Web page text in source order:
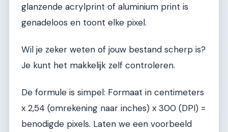
glanzende acrylprint of aluminium print is
genadeloos en toont elke pixel.
Wil je zeker weten of jouw bestand scherp is?
Je kunt het makkelijk zelf controleren.
De formule is simpel: Formaat in centimeters
x 2,54 (omrekening naar inches) x 300 (DPI) =
benodigde pixels. Laten we een voorbeeld